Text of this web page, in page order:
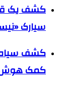
کشف یک
سیارک
کشف
کمک